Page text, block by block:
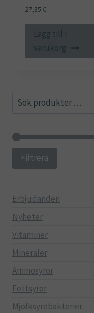
27,35 €
Lägg till i
varukorg
Sök
Filtrera
Erbjudanden
Nyheter
Vitaminer
Mineraler
Aminosyror
Fettsyror
Mjölksyrebakterier